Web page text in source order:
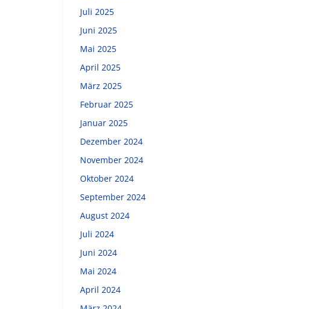
Juli 2025
Juni 2025
Mai 2025
April 2025
März 2025
Februar 2025
Januar 2025
Dezember 2024
November 2024
Oktober 2024
September 2024
August 2024
Juli 2024
Juni 2024
Mai 2024
April 2024